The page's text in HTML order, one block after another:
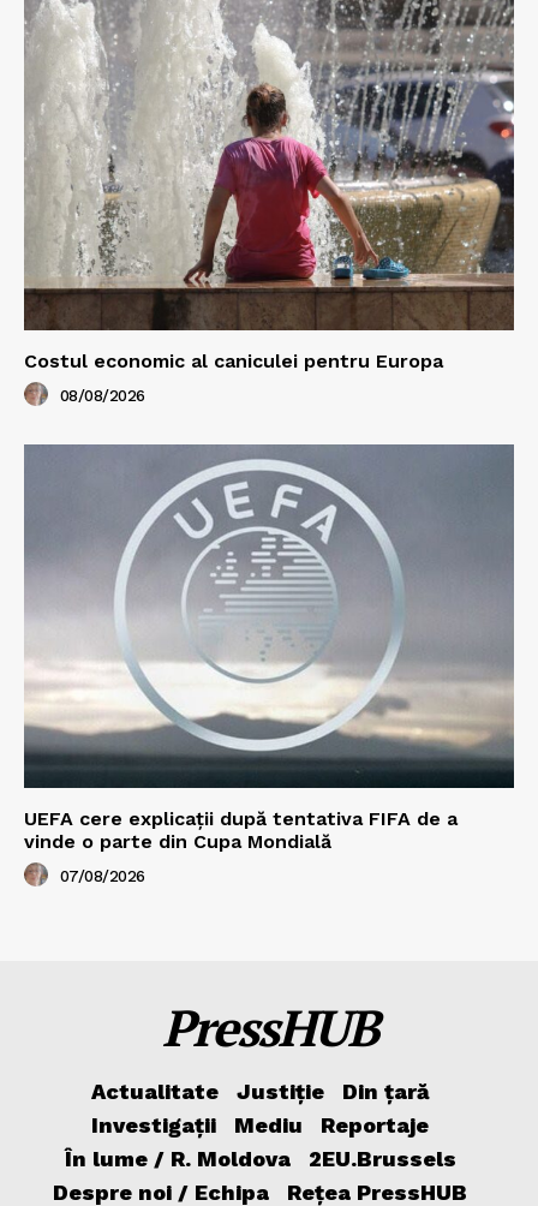
Costul economic al caniculei pentru Europa
08/08/2026
UEFA cere explicații după tentativa FIFA de a
vinde o parte din Cupa Mondială
07/08/2026
PressHUB
Actualitate Justiție
Din țară
Investigații
Mediu
Reportaje
În lume / R. Moldova
2EU.Brussels
Despre noi / Echipa
Rețea PressHUB